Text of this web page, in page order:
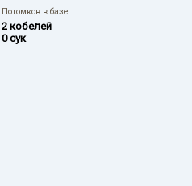
Потомков в базе:
2 кобелей
0 сук